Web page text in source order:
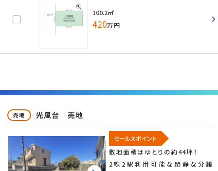
100.2㎡
420万円
売地 光風台 売地
セールスポイント
敷地面積はゆとりの約44坪！
2線2駅利用可能な閑静な分譲